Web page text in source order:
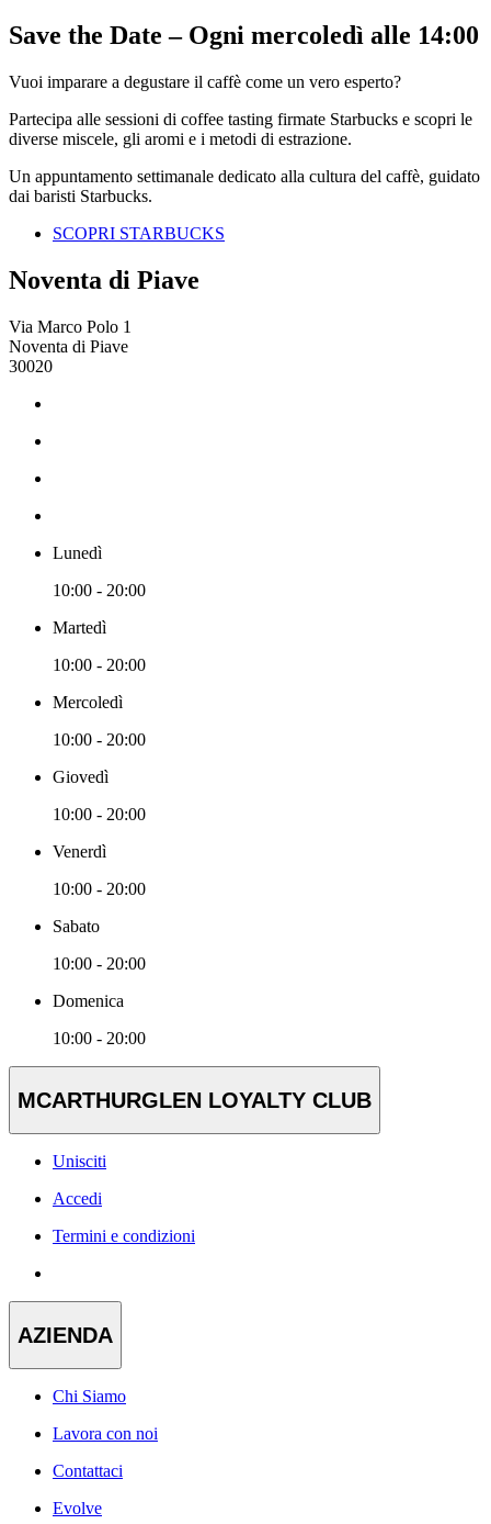
Save the Date – Ogni mercoledì alle 14:00
Vuoi imparare a degustare il caffè come un vero esperto?
Partecipa alle sessioni di coffee tasting firmate Starbucks e scopri le
diverse miscele, gli aromi e i metodi di estrazione.
Un appuntamento settimanale dedicato alla cultura del caffè, guidato
dai baristi Starbucks.
SCOPRI STARBUCKS
Noventa di Piave
Via Marco Polo 1
Noventa di Piave
30020
Lunedì
10:00 - 20:00
Martedì
10:00 - 20:00
Mercoledì
10:00 - 20:00
Giovedì
10:00 - 20:00
Venerdì
10:00 - 20:00
Sabato
10:00 - 20:00
Domenica
10:00 - 20:00
MCARTHURGLEN LOYALTY CLUB
Unisciti
Accedi
Termini e condizioni
AZIENDA
Chi Siamo
Lavora con noi
Contattaci
Evolve